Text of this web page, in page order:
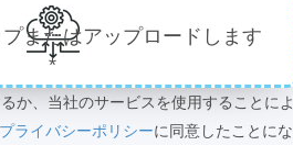
またはアップロードします
*
か、当社のサービスを使用することによ
ライバシーポリシーに同意したことにな